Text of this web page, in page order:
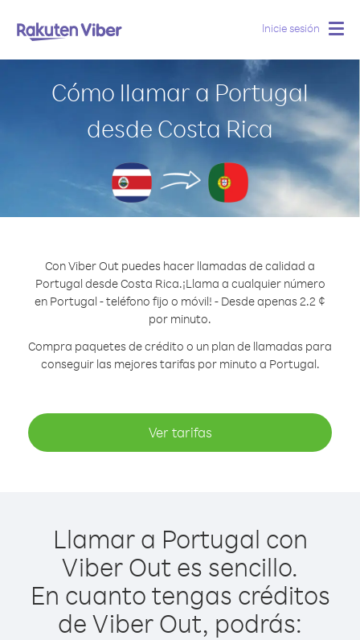
Inicie sesión
Cómo llamar a Portugal
desde Costa Rica
Con Viber Out puedes hacer llamadas de calidad a
Portugal desde Costa Rica.¡Llama a cualquier número
en Portugal - teléfono fijo o móvil! - Desde apenas 2.2 ¢
por minuto.
Compra paquetes de crédito o un plan de llamadas para
conseguir las mejores tarifas por minuto a Portugal.
Ver tarifas
Llamar a Portugal con
Viber Out es sencillo.
En cuanto tengas créditos
de Viber Out, podrás: